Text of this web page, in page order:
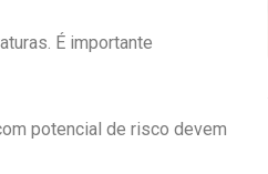
É importante
potencial de risco devem